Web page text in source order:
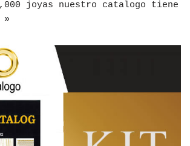
joyas nuestro catalogo tiene
»